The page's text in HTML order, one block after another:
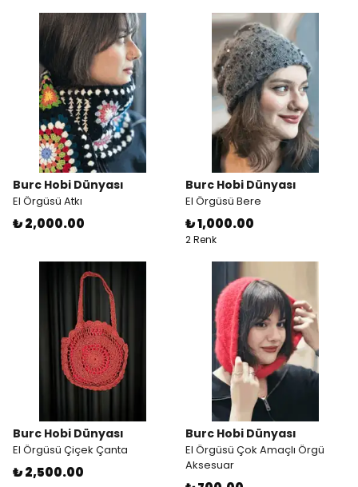
Burc Hobi Dünyası
El Örgüsü Atkı
₺ 2,000.00
Burc Hobi Dünyası
El Örgüsü Bere
₺ 1,000.00
2 Renk
Burc Hobi Dünyası
El Örgüsü Çiçek Çanta
₺ 2,500.00
Burc Hobi Dünyası
El Örgüsü Çok Amaçlı Örgü
Aksesuar